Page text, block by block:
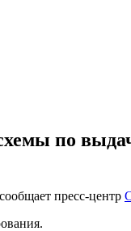
по
пресс-центр